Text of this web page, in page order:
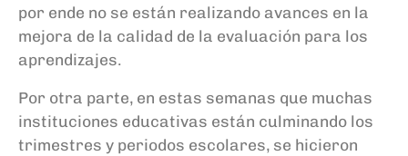
por ende no se están realizando avances en la
mejora de la calidad de la evaluación para los
aprendizajes.
Por otra parte, en estas semanas que muchas
instituciones educativas están culminando los
trimestres y periodos escolares, se hicieron